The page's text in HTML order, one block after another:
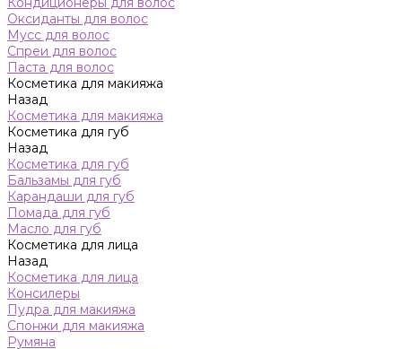
Оксиданты для волос
Мусс для волос
Спреи для волос
Паста для волос
Косметика для макияжа
Назад
Косметика для макияжа
Косметика для губ
Назад
Косметика для губ
Бальзамы для губ
Карандаши для губ
Помада для губ
Масло для губ
Косметика для лица
Назад
Косметика для лица
Консилеры
Пудра для макияжа
Спонжи для макияжа
Румяна